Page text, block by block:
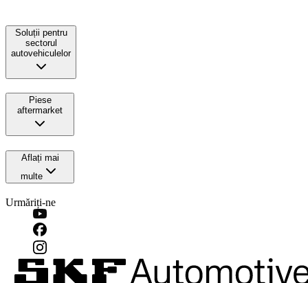
Soluții pentru
sectorul
autovehiculelor
Piese
aftermarket
Aflați mai
multe
Urmăriți-ne